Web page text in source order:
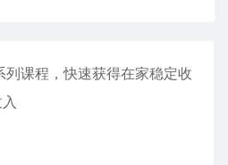
列课程，快速获得在家稳定收